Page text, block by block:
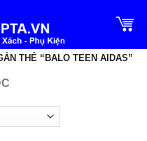
THẺ “BALO TEEN AIDAS”